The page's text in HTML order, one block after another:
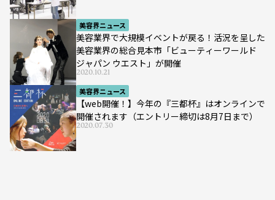
美容界ニュース
美容業界で大規模イベントが戻る！活況を呈した
美容業界の総合見本市「ビューティーワールド
ジャパン ウエスト」が開催
2020.10.21
美容界ニュース
【web開催！】今年の『三都杯』はオンラインで
開催されます（エントリー締切は8月7日まで）
2020.07.30